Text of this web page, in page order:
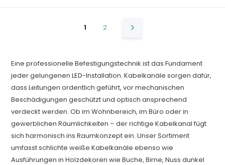
1 2
Eine professionelle Befestigungstechnik ist das Fundament
jeder gelungenen LED-Installation. Kabelkanäle sorgen dafür,
dass Leitungen ordentlich geführt, vor mechanischen
Beschädigungen geschützt und optisch ansprechend
verdeckt werden. Ob im Wohnbereich, im Büro oder in
gewerblichen Räumlichkeiten – der richtige Kabelkanal fügt
sich harmonisch ins Raumkonzept ein. Unser Sortiment
umfasst schlichte weiße Kabelkanäle ebenso wie
Ausführungen in Holzdekoren wie Buche, Birne, Nuss dunkel